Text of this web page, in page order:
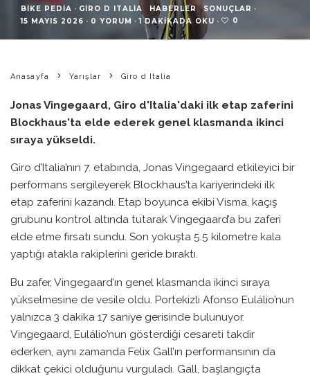
BIKE PEDIA · GIRO D ITALIA HABERLER SONUÇLAR ·
15 MAYIS 2026 · 0 YORUM · 1 DAKIKADA OKU · 0
Anasayfa Yarışlar Giro d Italia
Jonas Vingegaard, Giro d'Italia'daki ilk etap zaferini
Blockhaus'ta elde ederek genel klasmanda ikinci
sıraya yükseldi.
Giro d’Italia’nın 7. etabında, Jonas Vingegaard etkileyici bir
performans sergileyerek Blockhaus’ta kariyerindeki ilk
etap zaferini kazandı. Etap boyunca ekibi Visma, kaçış
grubunu kontrol altında tutarak Vingegaard’a bu zaferi
elde etme fırsatı sundu. Son yokuşta 5.5 kilometre kala
yaptığı atakla rakiplerini geride bıraktı.
Bu zafer, Vingegaard’ın genel klasmanda ikinci sıraya
yükselmesine de vesile oldu. Portekizli Afonso Eulálio’nun
yalnızca 3 dakika 17 saniye gerisinde bulunuyor.
Vingegaard, Eulálio’nun gösterdiği cesareti takdir
ederken, aynı zamanda Felix Gall’ın performansının da
dikkat çekici olduğunu vurguladı. Gall, başlangıçta